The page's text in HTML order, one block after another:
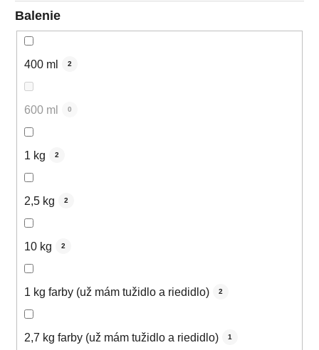
Balenie
400 ml 2
600 ml 0
1 kg 2
2,5 kg 2
10 kg 2
1 kg farby (už mám tužidlo a riedidlo) 2
2,7 kg farby (už mám tužidlo a riedidlo) 1